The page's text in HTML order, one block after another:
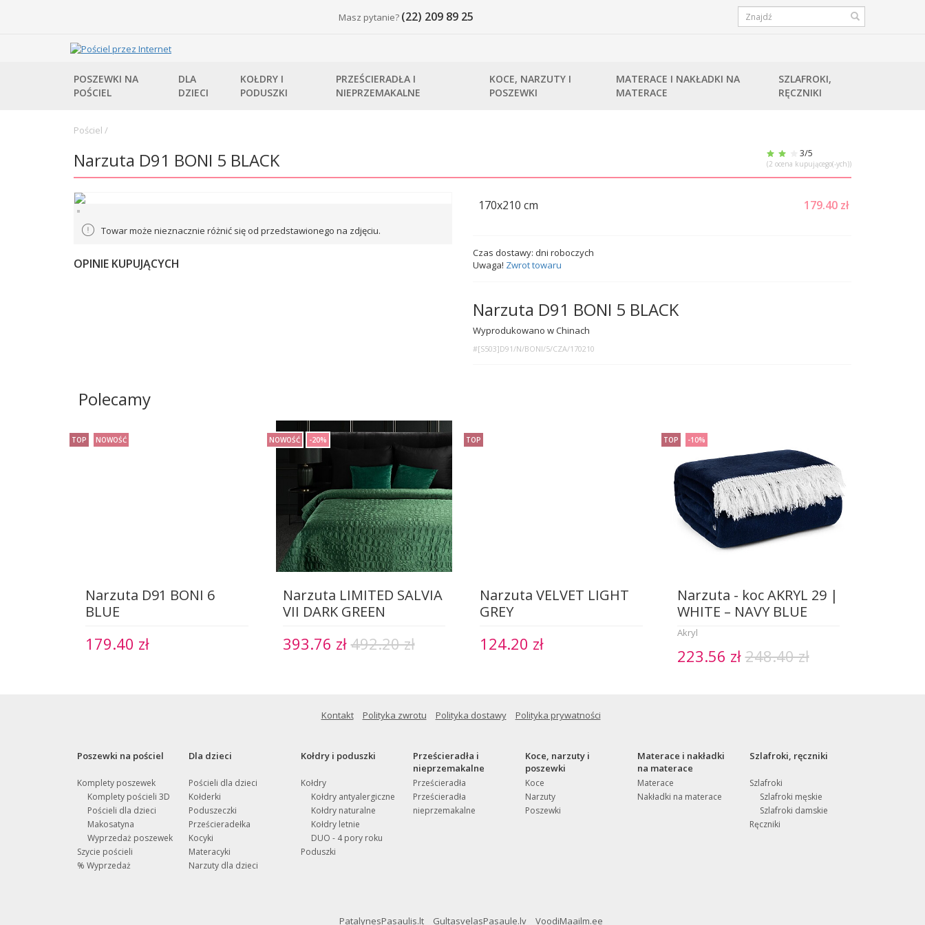
Masz pytanie? (22) 209 89 25
POSZEWKI NA
POŚCIEL
DLA
DZIECI
KOŁDRY I
PODUSZKI
PRZEŚCIERADŁA I
NIEPRZEMAKALNE
KOCE, NARZUTY I
POSZEWKI
MATERACE I NAKŁADKI NA
MATERACE
SZLAFROKI,
RĘCZNIKI
Pościel /
Narzuta D91 BONI 5 BLACK 3/5
(2 ocena kupującego(-ych))
Towar może nieznacznie różnić się od przedstawionego na zdjęciu.
OPINIE KUPUJĄCYCH
170x210 cm 179.40 zł
Czas dostawy: dni roboczych
Uwaga! Zwrot towaru
Narzuta D91 BONI 5 BLACK
Wyprodukowano w Chinach
#[S503]D91/N/BONI/5/CZA/170210
Polecamy
TOP NOWOŚĆ
Narzuta D91 BONI 6
BLUE
179.40 zł
NOWOŚĆ -20%
Narzuta LIMITED SALVIA
VII DARK GREEN
393.76 zł492.20 zł
TOP
Narzuta VELVET LIGHT
GREY
124.20 zł
TOP -10%
Narzuta - koc AKRYL 29 |
WHITE – NAVY BLUE
Akryl
223.56 zł248.40 zł
Kontakt Polityka zwrotu Polityka dostawy Polityka prywatności
Poszewki na pościel
Komplety poszewek
Komplety pościeli 3D
Pościeli dla dzieci
Makosatyna
Wyprzedaż poszewek
Szycie pościeli
% Wyprzedaż
Dla dzieci
Pościeli dla dzieci
Kołderki
Poduszeczki
Prześcieradełka
Kocyki
Materacyki
Narzuty dla dzieci
Kołdry i poduszki
Kołdry
Kołdry antyalergiczne
Kołdry naturalne
Kołdry letnie
DUO - 4 pory roku
Poduszki
Prześcieradła i
nieprzemakalne
Prześcieradła
Prześcieradła
nieprzemakalne
Koce, narzuty i
poszewki
Koce
Narzuty
Poszewki
Materace i nakładki
na materace
Materace
Nakładki na materace
Szlafroki, ręczniki
Szlafroki
Szlafroki męskie
Szlafroki damskie
Ręczniki
PatalynesPasaulis.lt GultasvelasPasaule.lv VoodiMaailm.ee